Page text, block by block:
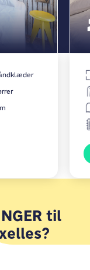
til